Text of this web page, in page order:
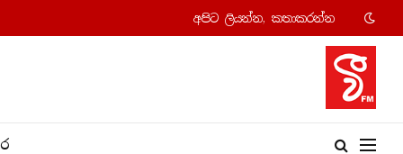
අපි​ට ලියන්න, කතාකරන්​න